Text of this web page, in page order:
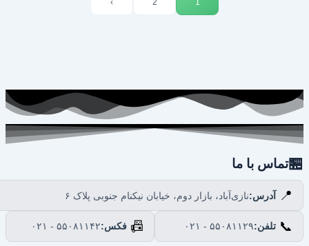
تماس با ما
📍 آدرس:نازی‌آباد، بازار دوم، خیابان نیکنام جنوبی پلاک ۶
📞 تلفن:۰۲۱ - ۵۵۰۸۱۱۲۹ 📠 فکس:۰۲۱ - ۵۵۰۸۱۱۴۲